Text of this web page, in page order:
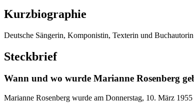
Kurzbiographie
Deutsche Sängerin, Komponistin, Texterin und Buchautorin
Steckbrief
Wann und wo wurde Marianne Rosenberg
Marianne Rosenberg wurde am Donnerstag, 10. März